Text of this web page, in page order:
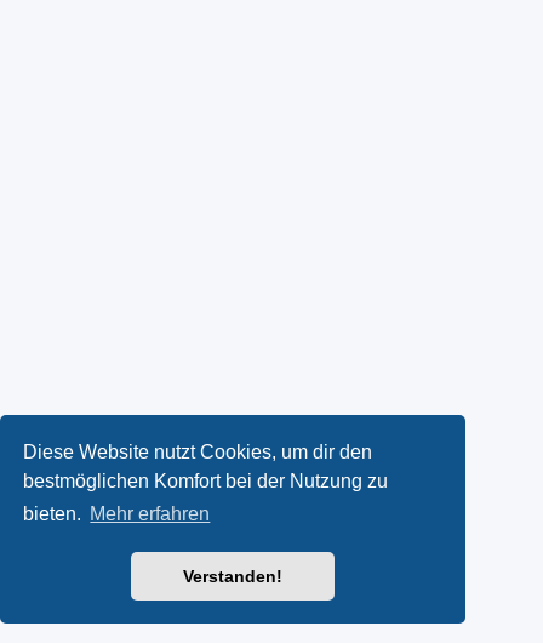
Diese Website nutzt Cookies, um dir den
bestmöglichen Komfort bei der Nutzung zu
bieten. Mehr erfahren
Verstanden!